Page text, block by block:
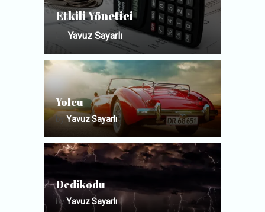
Etkili Yönetici
Yavuz Sayarlı
Yolcu
byYavuz Sayarlı
Dedikodu
by Yavuz Sayarlı